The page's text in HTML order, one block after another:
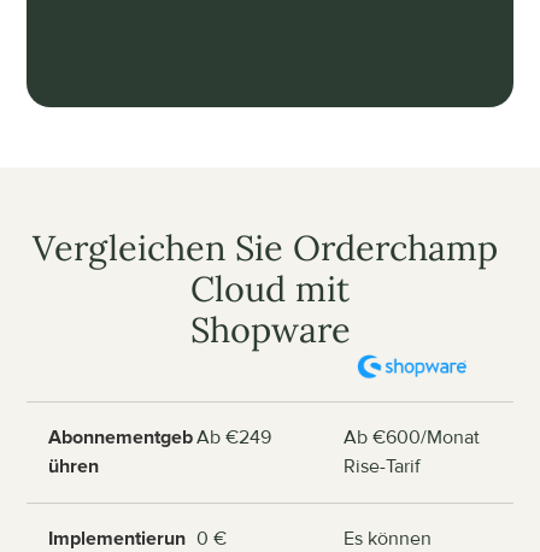
Vergleichen Sie Orderchamp
Cloud mit
Shopware
Abonnementgeb
ühren
Ab €249
Ab €600/Monat
Rise-Tarif
Implementierun 0 €
Es können